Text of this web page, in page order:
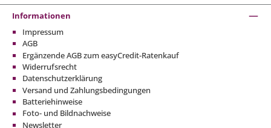
Informationen
Impressum
AGB
Ergänzende AGB zum easyCredit-Ratenkauf
Widerrufsrecht
Datenschutzerklärung
Versand und Zahlungsbedingungen
Batteriehinweise
Foto- und Bildnachweise
Newsletter